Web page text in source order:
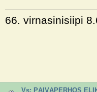
66. virnasinisiipi
Vs: PÄIVÄPERHOS